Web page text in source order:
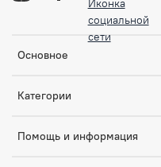
Основное
Категории
Помощь и информация